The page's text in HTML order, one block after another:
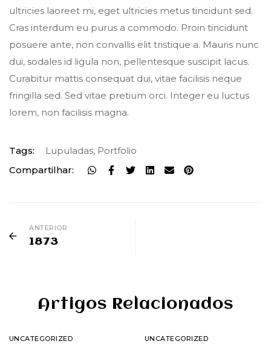
ultricies laoreet mi, eget ultricies metus tincidunt sed.
Cras interdum eu purus a commodo. Proin tincidunt
posuere ante, non convallis elit tristique a. Mauris nunc
dui, sodales id ligula non, pellentesque suscipit lacus.
Curabitur mattis consequat dui, vitae facilisis neque
fringilla sed. Sed vitae pretium orci. Integer eu luctus
lorem, non facilisis magna.
Tags: Lupuladas, Portfolio
Compartilhar:
ANTERIOR
1873
Artigos Relacionados
UNCATEGORIZED UNCATEGORIZED